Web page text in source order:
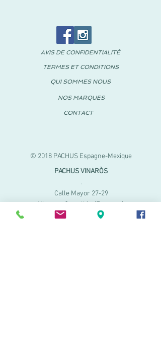
© 2018 PACHUS Espagne-Mexique
AVIS DE CONFIDENTIALITÉ
TERMES ET CONDITIONS
QUI SOMMES NOUS
NOS MARQUES
CONTACT
PACHUS VINARÒS
.
Calle Mayor 27-29
Vinaroz, Castellón (Espagne)
964 155 233 699 182